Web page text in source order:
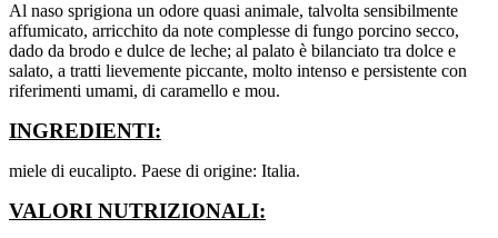
Al naso sprigiona un odore quasi animale, talvolta sensibilmente
affumicato, arricchito da note complesse di fungo porcino secco,
dado da brodo e dulce de leche; al palato è bilanciato tra dolce e
salato, a tratti lievemente piccante, molto intenso e persistente con
riferimenti umami, di caramello e mou.
INGREDIENTI:
miele di eucalipto. Paese di origine: Italia.
VALORI NUTRIZIONALI: